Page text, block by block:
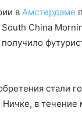
в Амстердаме
China
стали
в